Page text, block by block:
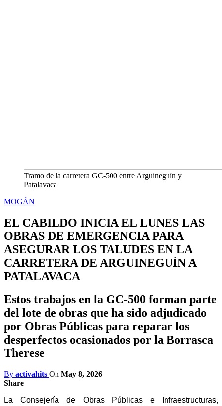
Tramo de la carretera GC-500 entre Arguineguín y
Patalavaca
MOGÁN
EL CABILDO INICIA EL LUNES LAS
OBRAS DE EMERGENCIA PARA
ASEGURAR LOS TALUDES EN LA
CARRETERA DE ARGUINEGUÍN A
PATALAVACA
Estos trabajos en la GC-500 forman parte
del lote de obras que ha sido adjudicado
por Obras Públicas para reparar los
desperfectos ocasionados por la Borrasca
Therese
By activahits On May 8, 2026
Share
La Consejería de Obras Públicas e Infraestructuras,